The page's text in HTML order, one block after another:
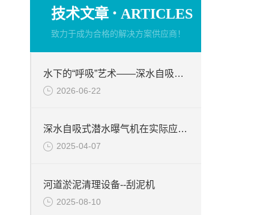
技术文章 · ARTICLES
致力于成为合格的解决方案供应商！
水下的“呼吸”艺术——深水自吸式潜水曝气机的技术原理与核心优势
2026-06-22
深水自吸式潜水曝气机在实际应用场景中的性能优势
2025-04-07
河道淤泥清理设备--刮泥机
2025-08-10